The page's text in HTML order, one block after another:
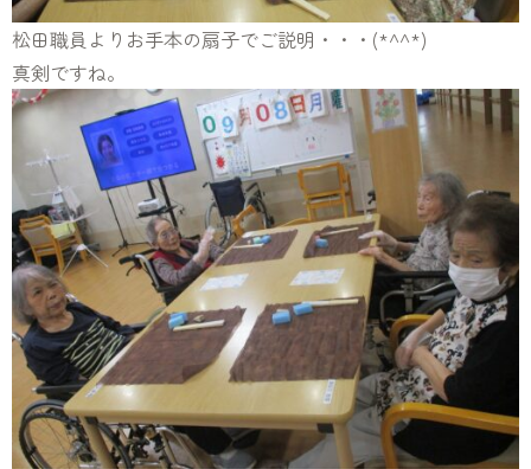
松田職員よりお手本の扇子でご説明・・・(*^^*)
真剣ですね。